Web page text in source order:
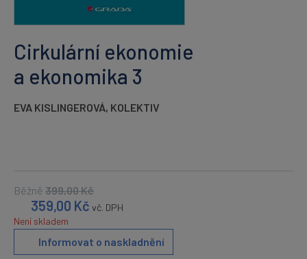
Cirkulární ekonomie
a ekonomika 3
EVA KISLINGEROVÁ, KOLEKTIV
Běžně 399,00Kč
359,00 Kč vč. DPH
Není skladem
Informovat o naskladnění